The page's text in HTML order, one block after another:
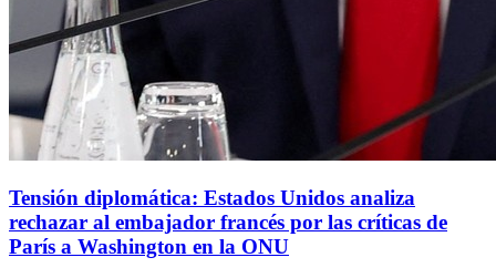
Tensión diplomática: Estados Unidos analiza
rechazar al embajador francés por las críticas de
París a Washington en la ONU